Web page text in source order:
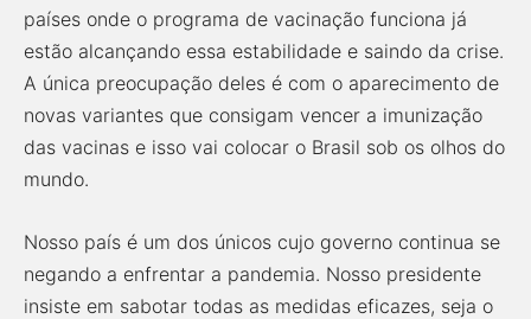
países onde o programa de vacinação funciona já
estão alcançando essa estabilidade e saindo da crise.
A única preocupação deles é com o aparecimento de
novas variantes que consigam vencer a imunização
das vacinas e isso vai colocar o Brasil sob os olhos do
mundo.
Nosso país é um dos únicos cujo governo continua se
negando a enfrentar a pandemia. Nosso presidente
insiste em sabotar todas as medidas eficazes, seja o